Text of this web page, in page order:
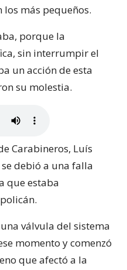
más pequeños.
porque la
sin interrumpir el
un acción de esta
su molestia.
Carabineros, Luís
debió a una falla
que estaba
válvula del sistema
momento y comenzó
que afectó a la